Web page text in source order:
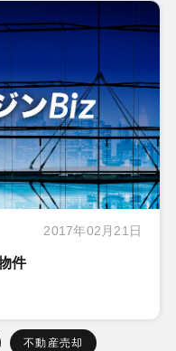
2017年02月21日
件
不動産売却